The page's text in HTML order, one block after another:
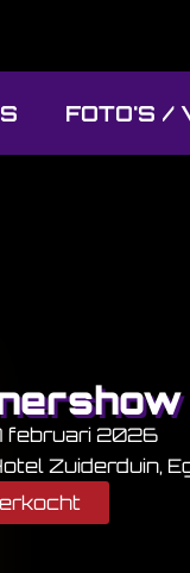
FOTO'S /
februari 2026
Zuiderduin,